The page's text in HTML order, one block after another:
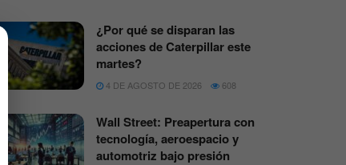
¿Por qué se disparan las
acciones de Caterpillar este
martes?
4 DE AGOSTO DE 2026 608
Wall Street: Preapertura con
tecnología, aeroespacio y
automotriz bajo presión